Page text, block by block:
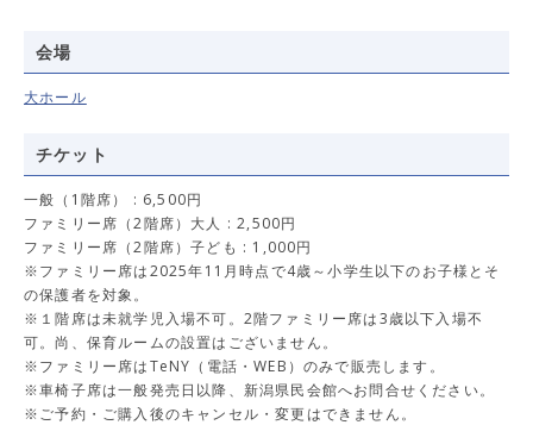
会場
大ホール
チケット
一般（1階席） : 6,500円
ファミリー席（2階席）大人 : 2,500円
ファミリー席（2階席）子ども : 1,000円
※ファミリー席は2025年11月時点で4歳～小学生以下のお子様とそ
の保護者を対象。
※１階席は未就学児入場不可。2階ファミリー席は3歳以下入場不
可。尚、保育ルームの設置はございません。
※ファミリー席はTeNY（電話・WEB）のみで販売します。
※車椅子席は一般発売日以降、新潟県民会館へお問合せください。
※ご予約・ご購入後のキャンセル・変更はできません。